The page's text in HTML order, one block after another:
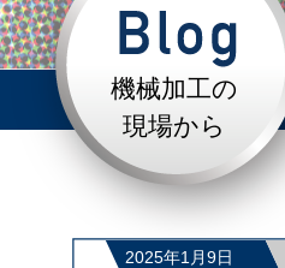
機械加工の
現場から
2025年1月9日